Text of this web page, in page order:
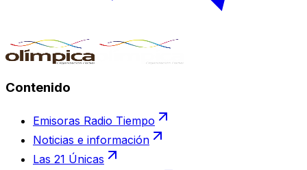
Contenido
Emisoras Radio Tiempo
Noticias e información
Las 21 Únicas